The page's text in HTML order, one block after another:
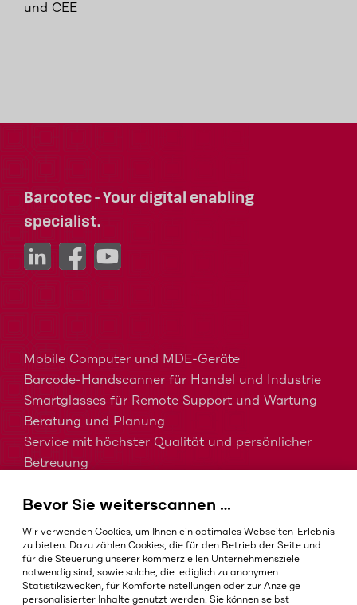
und CEE
Barcotec - Your digital enabling
specialist.
Mobile Computer und MDE-Geräte
Barcode-Handscanner für Handel und Industrie
Smartglasses für Remote Support und Wartung
Beratung und Planung
Service mit höchster Qualität und persönlicher
Betreuung
Barcodes in der Intralogistik
Barcodes im Gesundheitswesen
IP-Schutzklassen – Welche ist die Richtige?
Bevor Sie weiterscannen …
Wir verwenden Cookies, um Ihnen ein optimales Webseiten-Erlebnis
zu bieten. Dazu zählen Cookies, die für den Betrieb der Seite und
für die Steuerung unserer kommerziellen Unternehmensziele
notwendig sind, sowie solche, die lediglich zu anonymen
Statistikzwecken, für Komforteinstellungen oder zur Anzeige
personalisierter Inhalte genutzt werden. Sie können selbst